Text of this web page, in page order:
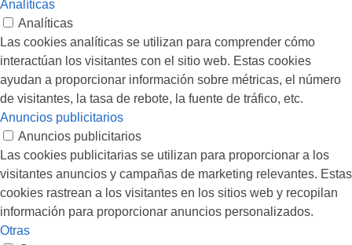
Analíticas
Analíticas
Las cookies analíticas se utilizan para comprender cómo
interactúan los visitantes con el sitio web. Estas cookies
ayudan a proporcionar información sobre métricas, el número
de visitantes, la tasa de rebote, la fuente de tráfico, etc.
Anuncios publicitarios
Anuncios publicitarios
Las cookies publicitarias se utilizan para proporcionar a los
visitantes anuncios y campañas de marketing relevantes. Estas
cookies rastrean a los visitantes en los sitios web y recopilan
información para proporcionar anuncios personalizados.
Otras